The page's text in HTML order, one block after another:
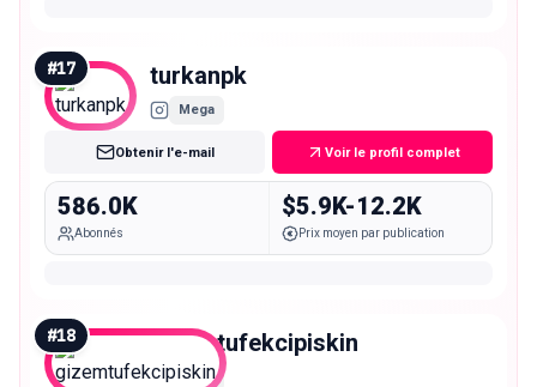
#17 turkanpk
Mega
Obtenir l'e-mail Voir le profil complet
586.0K
Abonnés
$5.9K-12.2K
Prix moyen par publication
#18 gizemtufekcipiskin
Mega